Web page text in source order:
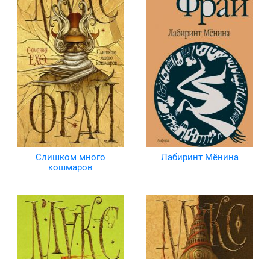
Слишком много
кошмаров
Лабиринт Мёнина